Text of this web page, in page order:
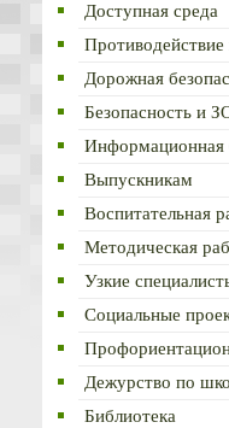
Доступная среда
Противодействие
Дорожная
Безопасность и
Информационная
Выпускникам
Воспитательная
Методическая
Узкие
Социальные
Дежурство по
Библиотека